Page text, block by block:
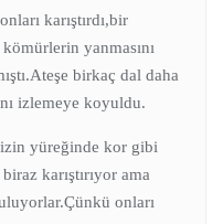
karıştırdı,bir
yanmasını
birkaç dal daha
izlemeye koyuldu.
yüreğinde kor gibi
karıştırıyor ama
onları